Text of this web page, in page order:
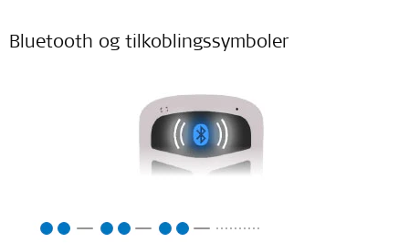
Bluetooth og tilkoblingssymboler